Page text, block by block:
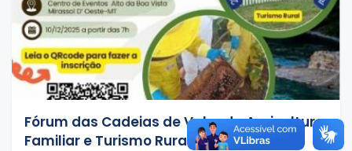
Fórum das Cadeias de Valor da Agricultura
Familiar e Turismo Rural de MT